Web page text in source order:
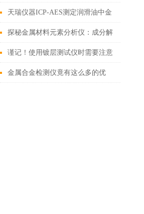
则
天瑞仪器ICP-AES测定润滑油中金
属元素
探秘金属材料元素分析仪：成分解
析与工业质量控制的核心枢纽
谨记！使用镀层测试仪时需要注意
这些
金属合金检测仪竟有这么多的优